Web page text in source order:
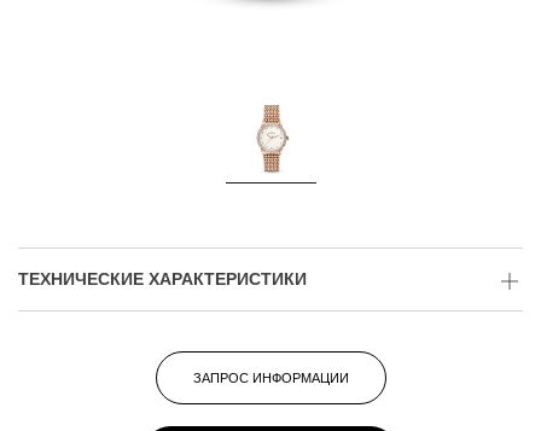
ТЕХНИЧЕСКИЕ ХАРАКТЕРИСТИКИ
ЗАПРОС ИНФОРМАЦИИ